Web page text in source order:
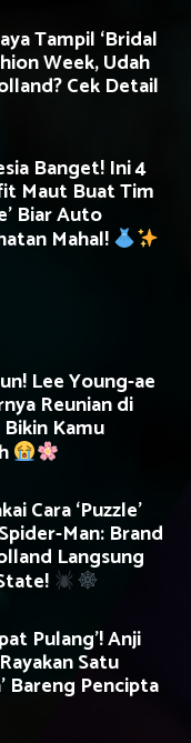
Tampil ‘Bridal
Week, Udah
Cek Detail
Banget! Ini 4
Maut Buat Tim
Biar Auto
Mahal!
Lee Young-ae
Reunian di
Kamu
Cara ‘Puzzle’
Man: Brand
Langsung
Pulang’! Anji
Satu
Bareng Pencipta